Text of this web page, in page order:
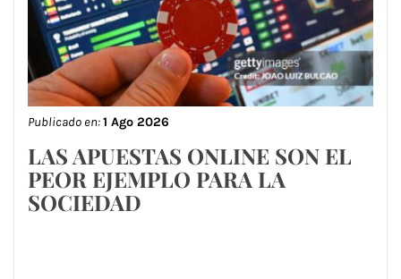
Publicado en:1 Ago 2026
LAS APUESTAS ONLINE SON EL
PEOR EJEMPLO PARA LA
SOCIEDAD